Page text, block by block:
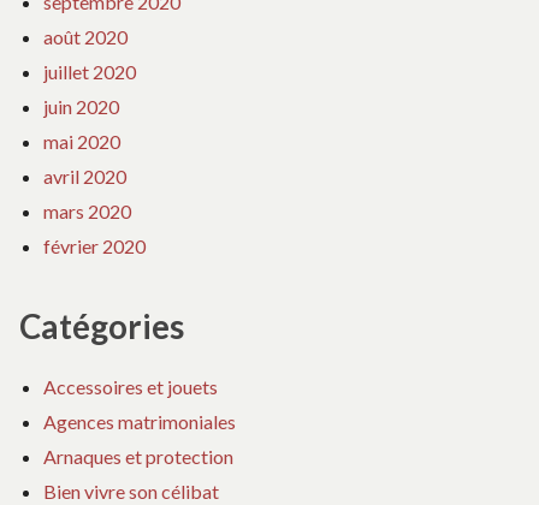
août 2020
juillet 2020
juin 2020
mai 2020
avril 2020
mars 2020
février 2020
Catégories
Accessoires et jouets
Agences matrimoniales
Arnaques et protection
Bien vivre son célibat